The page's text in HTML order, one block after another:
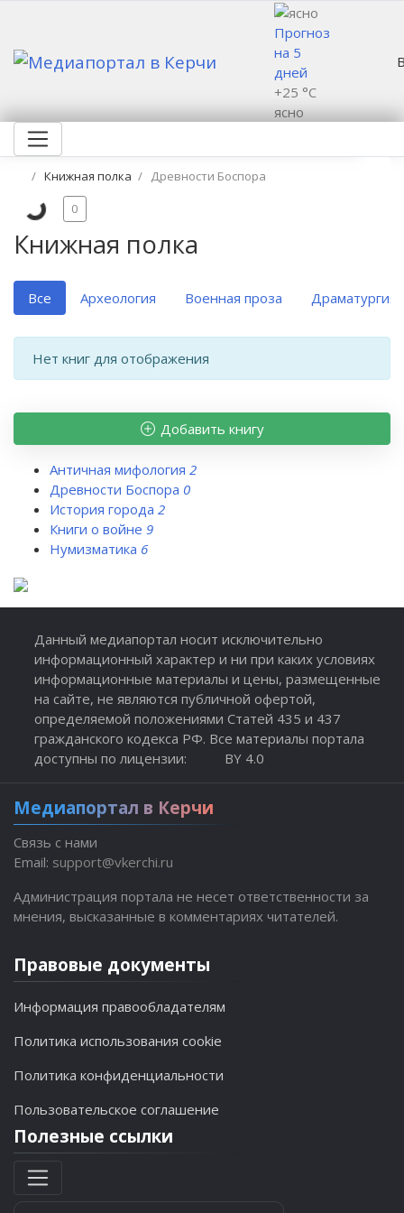
Прогноз
на 5
дней
+25 °C
ясно
Книжная полка Древности Боспора
Книжная полка
0
Все Археология Военная проза Драматургия
Нет книг для отображения
Добавить книгу
Античная мифология 2
Древности Боспора 0
История города 2
Книги о войне 9
Нумизматика 6
Данный медиапортал носит исключительно
информационный характер и ни при каких условиях
информационные материалы и цены, размещенные
на сайте, не являются публичной офертой,
определяемой положениями Статей 435 и 437
гражданского кодекса РФ. Все материалы портала
доступны по лицензии:
BY 4.0
Медиапортал в Керчи
Связь с нами
Email: support@vkerchi.ru
Администрация портала не несет ответственности за
мнения, высказанные в комментариях читателей.
Правовые документы
Информация правообладателям
Политика использования cookie
Политика конфиденциальности
Пользовательское соглашение
Полезные ссылки